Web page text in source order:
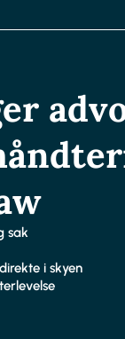
sak
i skyen